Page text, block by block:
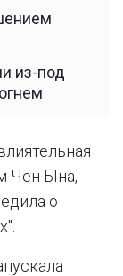
из-под
Чен Ына,
о